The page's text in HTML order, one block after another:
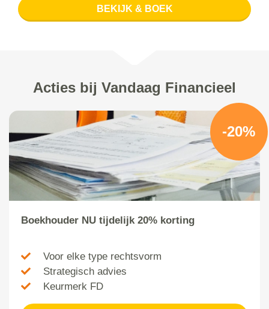
BEKIJK & BOEK
Acties bij Vandaag Financieel
-20%
Boekhouder NU tijdelijk 20% korting
Voor elke type rechtsvorm
Strategisch advies
Keurmerk FD